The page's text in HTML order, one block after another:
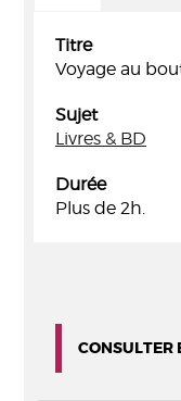
Titre
Voyage au
Sujet
Livres & BD
Durée
Plus de 2h.
CONSULTER